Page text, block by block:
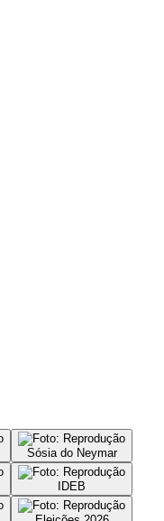
Sósia do Neymar
IDEB